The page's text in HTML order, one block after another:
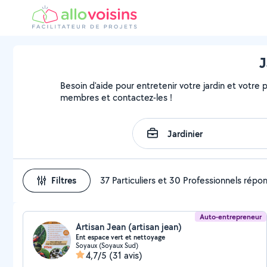
Besoin d'aide pour entretenir votre jardin et votre
membres et contactez-les !
Filtres 37 Particuliers et 30 Professionnels
Auto-entrepreneur
Artisan Jean (artisan jean)
Ent espace vert et nettoyage
Soyaux (Soyaux Sud)
4,7/5 (31 avis)